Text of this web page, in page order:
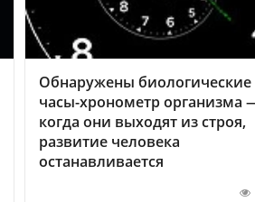
Обнаружены биологические
часы-хронометр организма
когда они выходят из строя,
развитие человека
останавливается